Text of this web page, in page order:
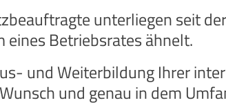
unterliegen seit
eines Betriebsrates ähnelt.
und Weiterbildung Ihrer
und genau in dem